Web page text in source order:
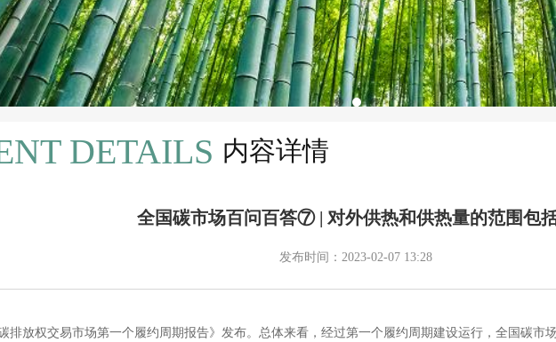
DETAILS 内容详情
全国碳市场百问百答⑦ | 对外供热和供热量的范围包
发布时间： 2023-02-07 13:28
排放权交易市场第一个履约周期报告》发布。总体来看，经过第一个履约周期建设运行，全国碳市